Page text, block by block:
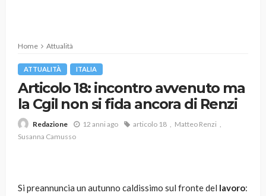
Home Attualità
ATTUALITÀ ITALIA
Articolo 18: incontro avvenuto ma
la Cgil non si fida ancora di Renzi
Redazione 12 anni ago articolo 18
Matteo Renzi
Susanna Camusso
Si preannuncia un autunno caldissimo sul fronte del lavoro: